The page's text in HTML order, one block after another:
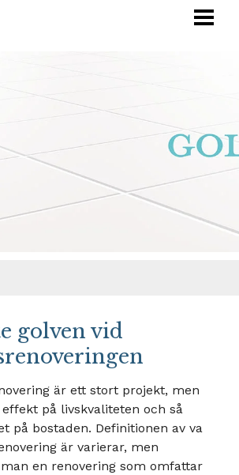
golven vid
är ett stort projekt, men
på livskvaliteten och så
på bostaden. Definitionen av va
är varierar, men
en renovering som omfattar